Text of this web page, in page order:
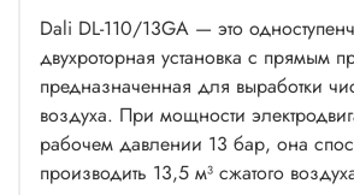
Dali DL-110/13GA — это
двухроторная установка с прямым
предназначенная для выработки
воздуха. При мощности
рабочем давлении 13 бар, она
производить 13,5 м³ сжатого